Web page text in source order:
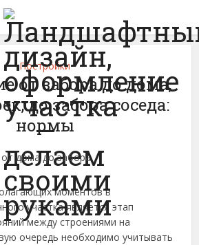
Постройки
от забора до дома,
до забора соседа:
нормы
моментов в
участка является этап
между строениями на
очередь необходимо учитывать